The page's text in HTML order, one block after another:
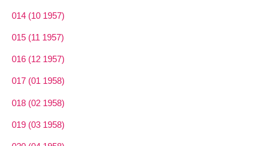
014 (10 1957)
015 (11 1957)
016 (12 1957)
017 (01 1958)
018 (02 1958)
019 (03 1958)